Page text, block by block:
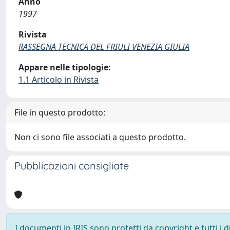
1997
Rivista
RASSEGNA TECNICA DEL FRIULI VENEZIA GIULIA
Appare nelle tipologie:
1.1 Articolo in Rivista
File in questo prodotto:
Non ci sono file associati a questo prodotto.
Pubblicazioni consigliate